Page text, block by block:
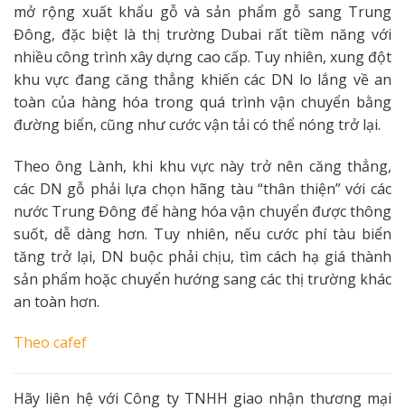
mở rộng xuất khẩu gỗ và sản phẩm gỗ sang Trung
Đông, đặc biệt là thị trường Dubai rất tiềm năng với
nhiều công trình xây dựng cao cấp. Tuy nhiên, xung đột
khu vực đang căng thẳng khiến các DN lo lắng về an
toàn của hàng hóa trong quá trình vận chuyển bằng
đường biển, cũng như cước vận tải có thể nóng trở lại.
Theo ông Lành, khi khu vực này trở nên căng thẳng,
các DN gỗ phải lựa chọn hãng tàu “thân thiện” với các
nước Trung Đông để hàng hóa vận chuyển được thông
suốt, dễ dàng hơn. Tuy nhiên, nếu cước phí tàu biển
tăng trở lại, DN buộc phải chịu, tìm cách hạ giá thành
sản phẩm hoặc chuyển hướng sang các thị trường khác
an toàn hơn.
Theo cafef
Hãy liên hệ với Công ty TNHH giao nhận thương mại